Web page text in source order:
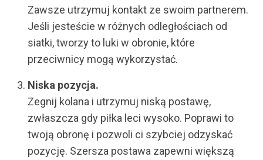
Zawsze utrzymuj kontakt ze swoim partnerem.
Jeśli jesteście w różnych odległościach od
siatki, tworzy to luki w obronie, które
przeciwnicy mogą wykorzystać.
Niska pozycja.
Zegnij kolana i utrzymuj niską postawę,
zwłaszcza gdy piłka leci wysoko. Poprawi to
twoją obronę i pozwoli ci szybciej odzyskać
pozycję. Szersza postawa zapewni większą